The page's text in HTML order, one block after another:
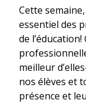
Cette
essentiel des
de
meilleur
nos élèves et
présence et